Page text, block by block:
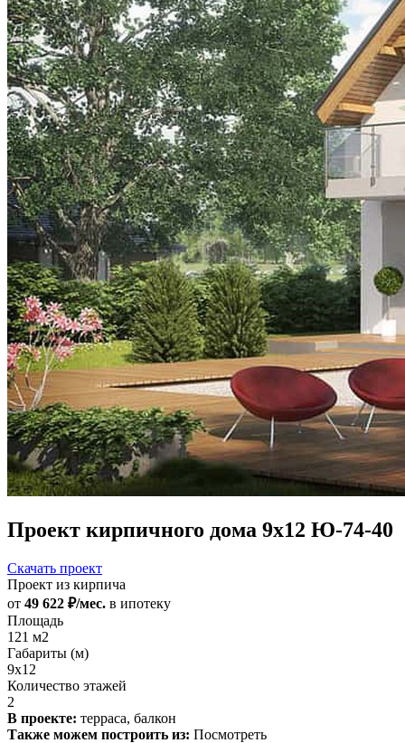
Проект кирпичного дома 9x12 Ю-74-40
Скачать проект
Проект из кирпича
от 49 622 ₽/мес. в ипотеку
Площадь
121 м2
Габариты (м)
9x12
Количество этажей
2
В проекте: терраса, балкон
Также можем построить из: Посмотреть